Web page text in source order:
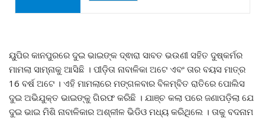
ୟୁପିର କାନପୁରରେ ଦୁଇ ଭାଇଙ୍କ ଦ୍ଵାରା ସାବତ ଭଉଣୀ ସହିତ ଦୁଷ୍କର୍ମର
ମାମଲା ସାମ୍ନାକୁ ଆସିଛି । ପୀଡ଼ିତା ନାବାଳିକା ଅଟେ ଏବଂ ତାର ବୟସ ମାତ୍ର
16 ବର୍ଷ ଅଟେ । ଏହି ମାମଲାରେ ମଙ୍ଗଳବାର ବିଳମ୍ବିତ ରାତିରେ ପୋଲିସ
ଦୁଇ ଅଭିଯୁକ୍ତ ଭାଇଙ୍କୁ ଗିରଫ କରିଛି । ଯାଞ୍ଚ କଲା ପରେ ଜଣାପଡ଼ିଲା ଯେ
ଦୁଇ ଭାଇ ମିଶି ନାବାଳିକାର ଅଶ୍ଳୀଳ ଭିଡିଓ ମଧ୍ୟ କରିଥିଲେ । ତାକୁ ବଦନାମ